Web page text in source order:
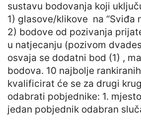
sustavu bodovanja koji
1) glasove/klikove na “Sviđa
2) bodove od pozivanja
u natjecanju (pozivom
osvaja se dodatni bod (1) ,
bodova. 10 najbolje
kvalificirat će se za drugi
odabrati pobjednike: 1.
jedan pobjednik odabran